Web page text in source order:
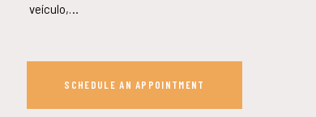
veículo,…
SCHEDULE AN APPOINTMENT